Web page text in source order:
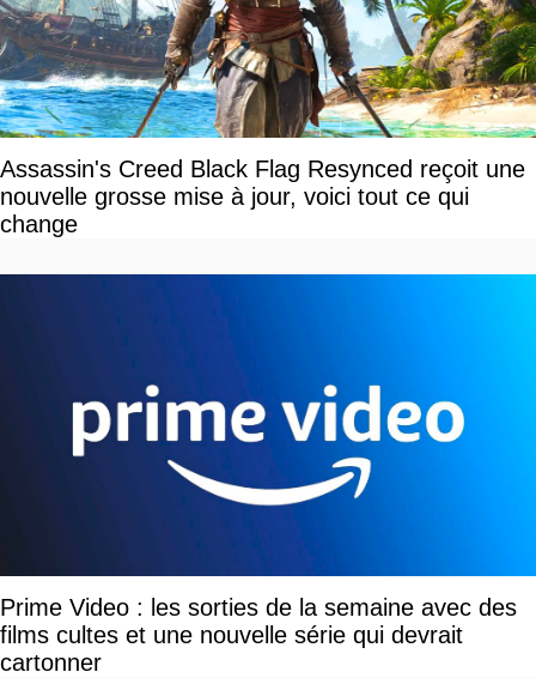
Assassin's Creed Black Flag Resynced reçoit une
nouvelle grosse mise à jour, voici tout ce qui
change
Prime Video : les sorties de la semaine avec des
films cultes et une nouvelle série qui devrait
cartonner